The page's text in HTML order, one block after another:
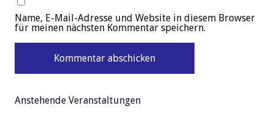
Name, E-Mail-Adresse und Website in diesem Browser
für meinen nächsten Kommentar speichern.
Anstehende Veranstaltungen